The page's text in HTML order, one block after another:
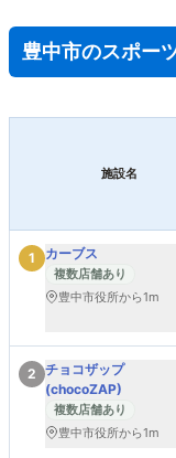
豊中市のスポー
施設名
1 カーブス
複数店舗あり
豊中市役所から1m
2 チョコザップ
(chocoZAP)
複数店舗あり
豊中市役所から1m